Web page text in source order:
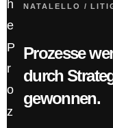
NATALELLO /
Prozesse
durch
gewonnen.